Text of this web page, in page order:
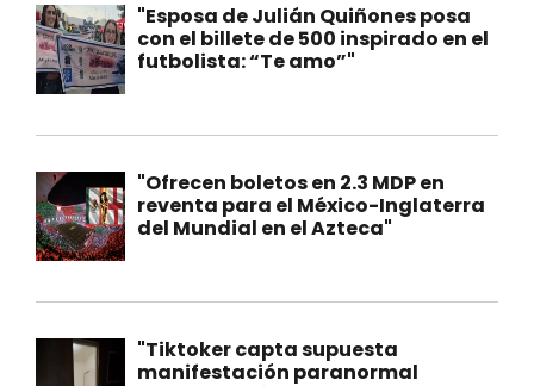
"Esposa de Julián Quiñones posa
con el billete de 500 inspirado en el
futbolista: “Te amo”"
"Ofrecen boletos en 2.3 MDP en
reventa para el México-Inglaterra
del Mundial en el Azteca"
"Tiktoker capta supuesta
manifestación paranormal